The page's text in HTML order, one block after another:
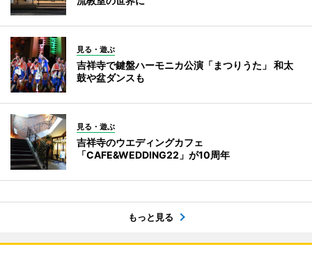
見る・遊ぶ
吉祥寺で鍵盤ハーモニカ公演「まつりうた」 和太
鼓や盆ダンスも
見る・遊ぶ
吉祥寺のウエディングカフェ
「CAFE&WEDDING22」が10周年
もっと見る